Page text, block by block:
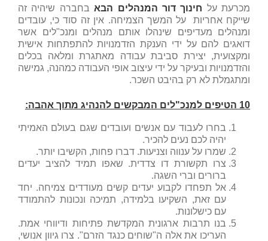
מכרעת על חינוך דור המנהלים הבאבחברה שיהיה זה
שייקח אחריות על המשך הצמיחה. אין זה סוד כי, עובדים
ומנהלים מעדיפים שינהלו אותם מנהלים ומנכ"לים אשר
דואגים להם על ידי הענקת הזדמנויות להתפתחות אישית
ומקצועית, יצירת סביבת עבודה מאתגרת ומלאה בכלים
והזדמנויות ובעיקר על ידי עיצוב אופי העבודה כמהנה, גמישה
ומתגמלת לא רק בהיבט השכר.
10 הטיפים למנכ"לים המבקשים להנהיג מתוך אהבה:
בחרו לעבוד עם אנשים ועובדים שגם בעולם האמיתי
יהיה לכם נעים להכיר.
שמרו על ענווה וצניעות. דברו פחות, הקשיבו יותר.
צרו תקשורת דו צדדית. שאפו תמיד להציב יעדים
ברורים וברי השגה.
אל תפחדו לקבוע יעדים קשים מעודדים צמיחה. יחד
עם זאת, השקיעו בלמידה, תמיכה ונכונות להתמודד
עם כישלונות.
בנו תרבות ארגונית המקדשת פתיחות ודיווחי אמת.
העריכו את אלה ה"שוחים כנגד הזרם". צרו גיוון אנושי,